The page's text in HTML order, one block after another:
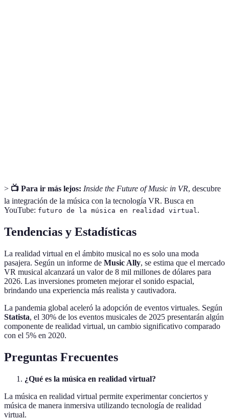
> 📺 Para ir más lejos: Inside the Future of Music in VR, descubre
la integración de la música con la tecnología VR. Busca en
YouTube: futuro de la música en realidad virtual.
Tendencias y Estadísticas
La realidad virtual en el ámbito musical no es solo una moda
pasajera. Según un informe de Music Ally, se estima que el mercado
VR musical alcanzará un valor de 8 mil millones de dólares para
2026. Las inversiones prometen mejorar el sonido espacial,
brindando una experiencia más realista y cautivadora.
La pandemia global aceleró la adopción de eventos virtuales. Según
Statista, el 30% de los eventos musicales de 2025 presentarán algún
componente de realidad virtual, un cambio significativo comparado
con el 5% en 2020.
Preguntas Frecuentes
¿Qué es la música en realidad virtual?
La música en realidad virtual permite experimentar conciertos y
música de manera inmersiva utilizando tecnología de realidad
virtual.